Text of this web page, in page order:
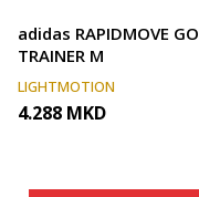
adidas RAPIDMOVE GO
TRAINER M
LIGHTMOTION
4.288 MKD